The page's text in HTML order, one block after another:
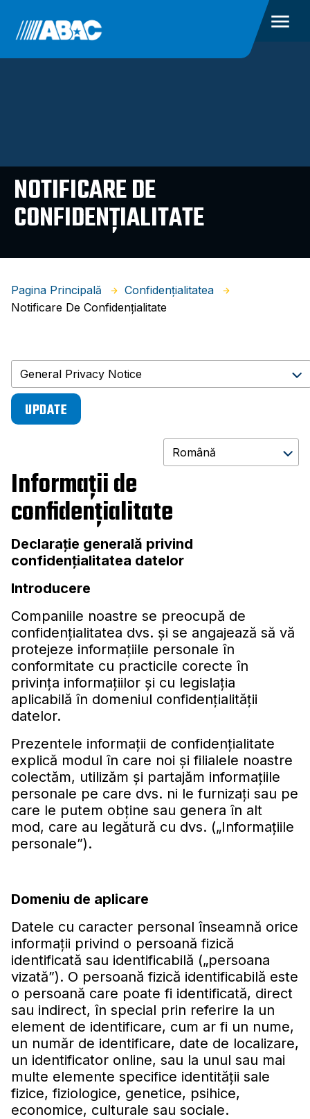
NOTIFICARE DE
CONFIDENȚIALITATE
Pagina Principală
Confidențialitatea
Notificare De Confidențialitate
UPDATE
Informaţii de
confidenţialitate
Declaraţie generală privind
confidenţialitatea datelor
Introducere
Companiile noastre se preocupă de
confidenţialitatea dvs. şi se angajează să vă
protejeze informaţiile personale în
conformitate cu practicile corecte în
privinţa informaţiilor şi cu legislaţia
aplicabilă în domeniul confidenţialităţii
datelor.
Prezentele informaţii de confidenţialitate
explică modul în care noi şi filialele noastre
colectăm, utilizăm şi partajăm informaţiile
personale pe care dvs. ni le furnizaţi sau pe
care le putem obţine sau genera în alt
mod, care au legătură cu dvs. („Informaţiile
personale”).
Domeniu de aplicare
Datele cu caracter personal înseamnă orice
informaţii privind o persoană fizică
identificată sau identificabilă („persoana
vizată”). O persoană fizică identificabilă este
o persoană care poate fi identificată, direct
sau indirect, în special prin referire la un
element de identificare, cum ar fi un nume,
un număr de identificare, date de localizare,
un identificator online, sau la unul sau mai
multe elemente specifice identităţii sale
fizice, fiziologice, genetice, psihice,
economice, culturale sau sociale.